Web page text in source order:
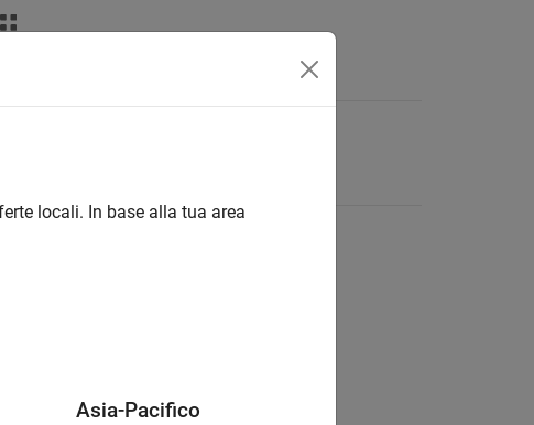
locali. In base alla tua area
Asia-Pacifico